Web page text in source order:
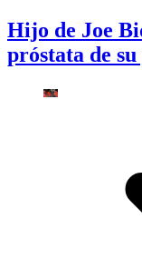
Hijo de Joe
próstata de